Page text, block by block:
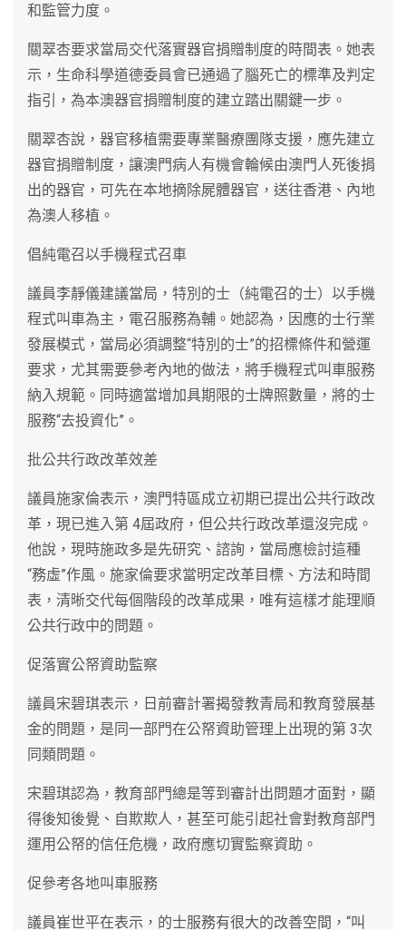
和監管力度。
關翠杏要求當局交代落實器官捐贈制度的時間表。她表
示，生命科學道德委員會已通過了腦死亡的標準及判定
指引，為本澳器官捐贈制度的建立踏出關鍵一步。
關翠杏說，器官移植需要專業醫療團隊支援，應先建立
器官捐贈制度，讓澳門病人有機會輪候由澳門人死後捐
出的器官，可先在本地摘除屍體器官，送往香港、內地
為澳人移植。
倡純電召以手機程式召車
議員李靜儀建議當局，特別的士（純電召的士）以手機
程式叫車為主，電召服務為輔。她認為，因應的士行業
發展模式，當局必須調整“特別的士”的招標條件和營運
要求，尤其需要參考內地的做法，將手機程式叫車服務
納入規範。同時適當增加具期限的士牌照數量，將的士
服務“去投資化”。
批公共行政改革效差
議員施家倫表示，澳門特區成立初期已提出公共行政改
革，現已進入第 4屆政府，但公共行政改革還沒完成。
他說，現時施政多是先研究、諮詢，當局應檢討這種
“務虛”作風。施家倫要求當明定改革目標、方法和時間
表，清晰交代每個階段的改革成果，唯有這樣才能理順
公共行政中的問題。
促落實公帑資助監察
議員宋碧琪表示，日前審計署揭發教青局和教育發展基
金的問題，是同一部門在公帑資助管理上出現的第 3次
同類問題。
宋碧琪認為，教育部門總是等到審計出問題才面對，顯
得後知後覺、自欺欺人，甚至可能引起社會對教育部門
運用公帑的信任危機，政府應切實監察資助。
促參考各地叫車服務
議員崔世平在表示，的士服務有很大的改善空間，“叫